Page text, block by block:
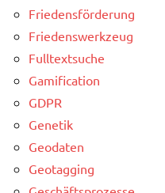
Friedensförderung
Friedenswerkzeug
Fulltextsuche
Gamification
GDPR
Genetik
Geodaten
Geotagging